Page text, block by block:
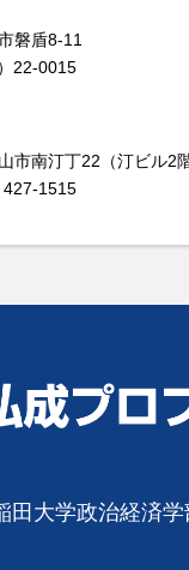
磐盾8-11
22-0015
市南汀丁22（汀ビル2階
427-1515
田大学政治経済